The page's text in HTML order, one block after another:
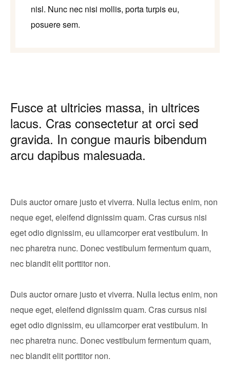
nisl. Nunc nec nisi mollis, porta turpis eu,
posuere sem.
Fusce at ultricies massa, in ultrices
lacus. Cras consectetur at orci sed
gravida. In congue mauris bibendum
arcu dapibus malesuada.
Duis auctor ornare justo et viverra. Nulla lectus enim, non
neque eget, eleifend dignissim quam. Cras cursus nisi
eget odio dignissim, eu ullamcorper erat vestibulum. In
nec pharetra nunc. Donec vestibulum fermentum quam,
nec blandit elit porttitor non.
Duis auctor ornare justo et viverra. Nulla lectus enim, non
neque eget, eleifend dignissim quam. Cras cursus nisi
eget odio dignissim, eu ullamcorper erat vestibulum. In
nec pharetra nunc. Donec vestibulum fermentum quam,
nec blandit elit porttitor non.